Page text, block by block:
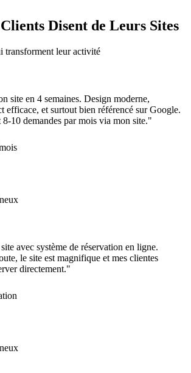
Disent de Leurs Sites
transforment leur activité
site en 4 semaines. Design moderne,
efficace, et surtout bien référencé sur Google.
8-10 demandes par mois via mon site."
avec système de réservation en ligne.
le site est magnifique et mes clientes
directement."